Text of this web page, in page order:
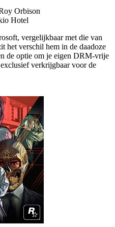
Orbison
Hotel
vergelijkbaar met die van
het verschil hem in de daadoze
de optie om je eigen DRM-vrije
verkrijgbaar voor de